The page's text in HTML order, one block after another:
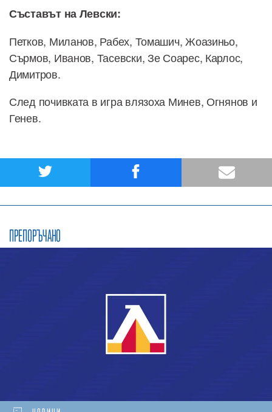
Съставът на Левски:
Петков, Миланов, Рабех, Томашич, Жоазиньо,
Сърмов, Иванов, Тасевски, Зе Соарес, Карлос,
Димитров.
След почивката в игра влязоха Минев, Огнянов и
Генев.
ПРЕПОРЪЧАНО